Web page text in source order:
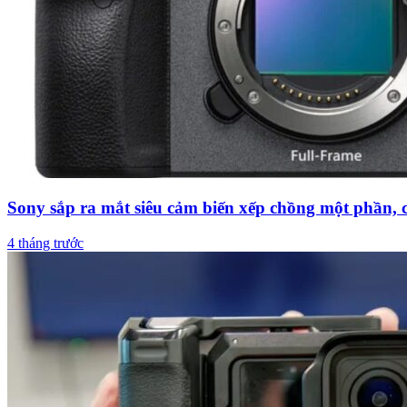
Sony sắp ra mắt siêu cảm biến xếp chồng một
4 tháng trước